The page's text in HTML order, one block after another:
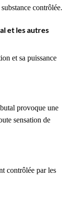
contrôlée.
et les autres
et sa puissance
provoque une
sensation de
contrôlée par les